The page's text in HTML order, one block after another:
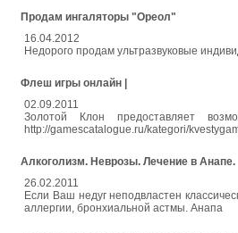
Продам ингаляторы "Ореол"
16.04.2012
Недорого продам ультразвуковые
Флеш игры онлайн |
02.09.2011
Золотой Клон предоставляет
http://gamescatalogue.ru/kategori/
Алкоголизм. Неврозы. Лечение в Анапе.
26.02.2011
Если Ваш недуг неподвластен
аллергии, бронхиальной астмы. Анапа